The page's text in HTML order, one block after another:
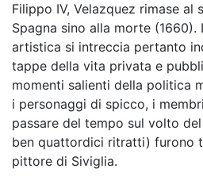
Filippo IV, Velazquez rimase al
Spagna sino alla morte (1660).
artistica si intreccia pertanto
tappe della vita privata e
momenti salienti della politica
i personaggi di spicco, i
passare del tempo sul volto
ben quattordici ritratti) furono
pittore di Siviglia.